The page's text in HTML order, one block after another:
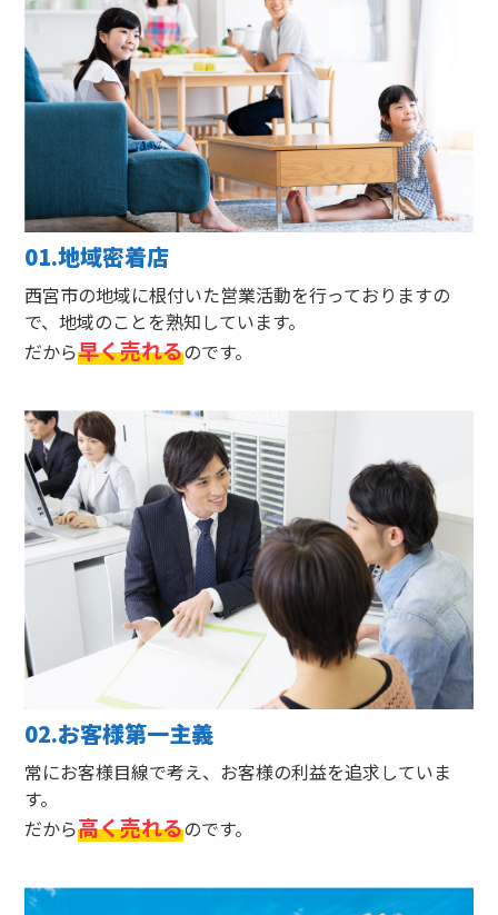
01.地域密着店
西宮市の地域に根付いた営業活動を行っておりますの
で、地域のことを熟知しています。
だから早く売れるのです。
02.お客様第一主義
常にお客様目線で考え、お客様の利益を追求していま
す。
だから高く売れるのです。